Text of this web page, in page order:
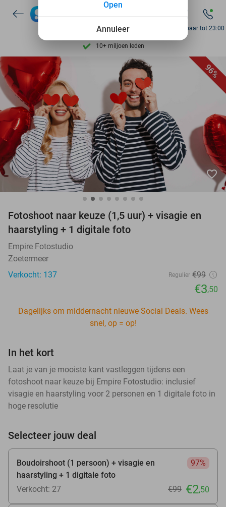
Ontdek 15.000+ deals
7 dagen per week beschikbaar
10+ miljoen leden
op basis van 205.983 reviews
Ontdek 15.000+ deals
7 dagen per week beschikbaar
10+ miljoen leden
Bereikbaar tot 23:00
96%
favorite_border
Fotoshoot naar keuze (1,5 uur) + visagie en
haarstyling + 1 digitale foto
Empire Fotostudio
Zoetermeer
Verkocht: 137
Regulier €99
€3,50
Dagelijks om middernacht nieuwe Social Deals. Wees
snel, op = op!
In het kort
Laat je van je mooiste kant vastleggen tijdens een
fotoshoot naar keuze bij Empire Fotostudio: inclusief
visagie en haarstyling voor 2 personen en 1 digitale foto in
hoge resolutie
Selecteer jouw deal
Boudoirshoot (1 persoon) + visagie en
haarstyling + 1 digitale foto
97%
Verkocht: 27 €99 €2,50
Annuleer
Open